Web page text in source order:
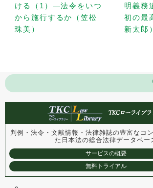
ける（1）—法令をいつ
から施行するか（笠松
珠美）
明義務
初の最
新太郎）
判例・法令・文献情報・法律雑誌の豊富なコ
た 日本法の総合法律データベー
サービスの概要
無料トライアル